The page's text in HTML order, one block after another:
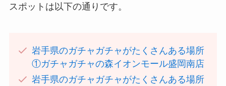
スポットは以下の通りです。
岩手県のガチャガチャがたくさんある場所
①ガチャガチャの森イオンモール盛岡南店
岩手県のガチャガチャがたくさんある場所